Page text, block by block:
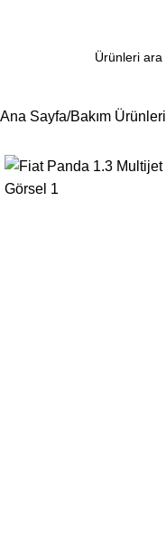
Ana Sayfa Bakım Ürünleri